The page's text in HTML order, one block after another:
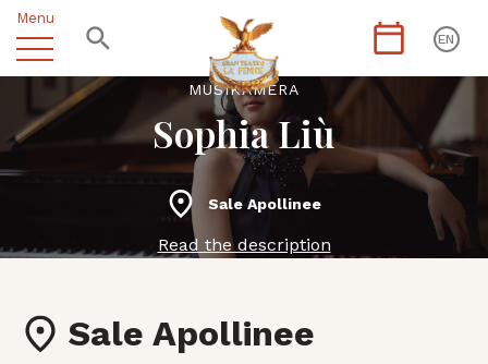
Menu
EN
MUSIKÀMERA
Sophia Liù
Sale Apollinee
Read the description
Sale Apollinee